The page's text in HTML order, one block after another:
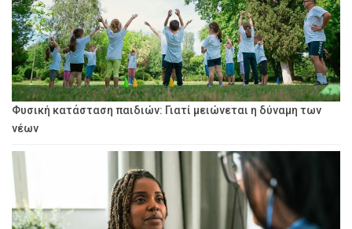
Φυσική κατάσταση παιδιών: Γιατί μειώνεται η δύναμη των
νέων